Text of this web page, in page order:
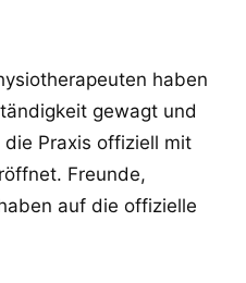
haben
gewagt und
Praxis offiziell mit
Freunde,
auf die offizielle